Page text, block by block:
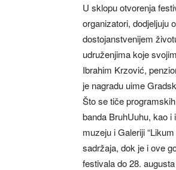
U sklopu otvorenja
organizatori, dodjeljuju
dostojanstvenijem
udruženjima koje
Ibrahim Krzović,
je nagradu uime
Što se tiče
banda BruhUuhu, kao i
muzeju i Galeriji
sadržaja, dok je i ove
festivala do 28.